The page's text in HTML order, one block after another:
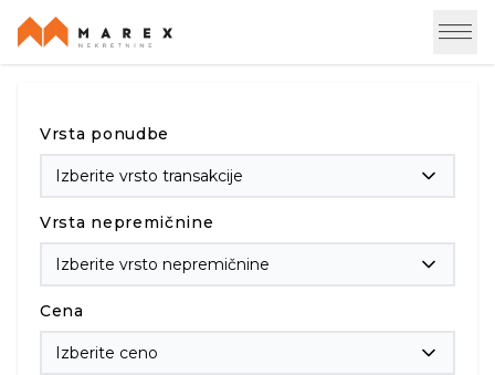
Vrsta ponudbe
Izberite vrsto transakcije
Vrsta nepremičnine
Izberite vrsto nepremičnine
Cena
Izberite ceno